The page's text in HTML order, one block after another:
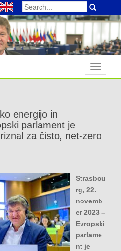
Search
for:
T
o
n
g
a
t
i
o
n
energijo in
parlament je
za čisto, net-zero
Strasbou
rg, 22.
novemb
er 2023 –
Evropski
parlame
nt je